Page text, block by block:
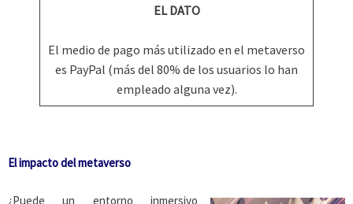
EL DATO
El medio de pago más utilizado en el metaverso
es PayPal (más del 80% de los usuarios lo han
empleado alguna vez).
El impacto del metaverso
¿Puede un entorno inmersivo